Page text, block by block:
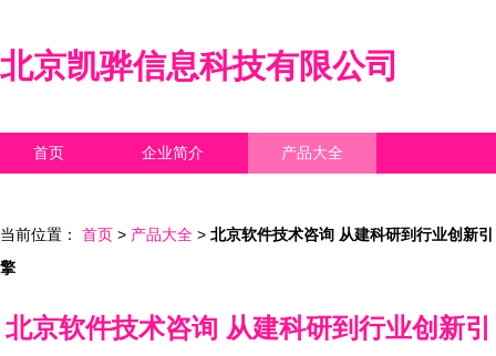
北京凯骅信息科技有限公司
首页 企业简介 产品大全
当前位置： 首页 > 产品大全 > 北京软件技术咨询 从建科研到行业创新引
擎
北京软件技术咨询 从建科研到行业创新引